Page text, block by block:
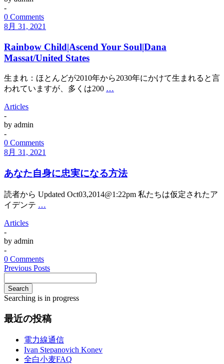
-
0 Comments
8月 31, 2021
Rainbow Child|Ascend Your Soul|Dana
Massat/United States
生まれ：ほとんどが2010年から2030年にかけて生まれると言
われていますが、多くは200 …
Articles
-
by admin
-
0 Comments
8月 31, 2021
あなた自身に忠実になる方法
読者から Updated Oct03,2014@1:22pm 私たちは仮定されたア
イデンテ …
Articles
-
by admin
-
0 Comments
Previous Posts
Search
Searching is in progress
最近の投稿
電力線通信
Ivan Stepanovich Konev
全白小麦FAQ